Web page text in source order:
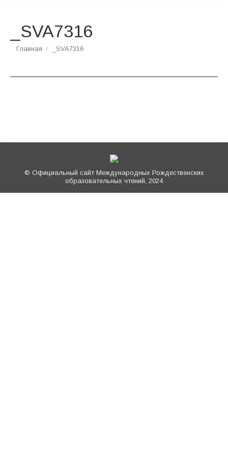
_SVA7316
Вы здесь:
Главная _SVA7316
© Официальный сайт Международных Рождественских
образовательных чтений, 2024